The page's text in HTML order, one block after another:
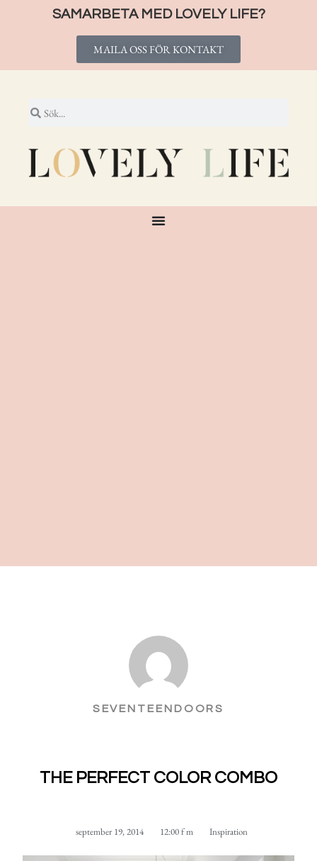
SAMARBETA MED LOVELY LIFE?
MAILA OSS FÖR KONTAKT
SEVENTEENDOORS
THE PERFECT COLOR COMBO
september 19, 2014 12:00 f m Inspiration